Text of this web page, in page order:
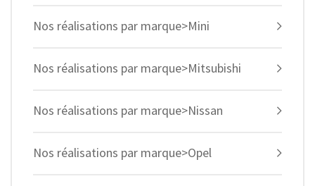
Nos réalisations par marque>Mini
Nos réalisations par marque>Mitsubishi
Nos réalisations par marque>Nissan
Nos réalisations par marque>Opel